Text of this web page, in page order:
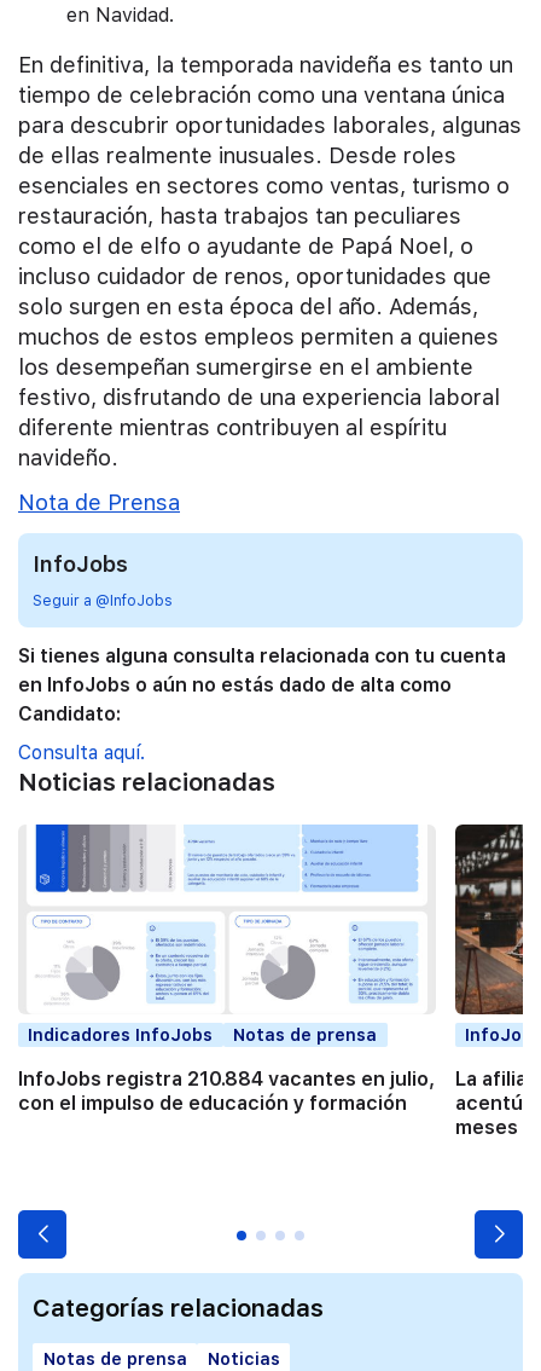
en Navidad.
En definitiva, la temporada navideña es tanto un
tiempo de celebración como una ventana única
para descubrir oportunidades laborales, algunas
de ellas realmente inusuales. Desde roles
esenciales en sectores como ventas, turismo o
restauración, hasta trabajos tan peculiares
como el de elfo o ayudante de Papá Noel, o
incluso cuidador de renos, oportunidades que
solo surgen en esta época del año. Además,
muchos de estos empleos permiten a quienes
los desempeñan sumergirse en el ambiente
festivo, disfrutando de una experiencia laboral
diferente mientras contribuyen al espíritu
navideño.
Nota de Prensa
InfoJobs
Seguir a @InfoJobs
Si tienes alguna consulta relacionada con tu cuenta
en InfoJobs o aún no estás dado de alta como
Candidato:
Consulta aquí.
Noticias relacionadas
Indicadores InfoJobs Notas de prensa
InfoJobs registra 210.884 vacantes en julio,
con el impulso de educación y formación
La
acentúa
meses
Categorías relacionadas
Notas de prensa Noticias